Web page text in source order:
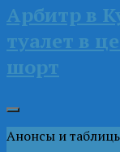
Арбитр в
туалет в
шорт
Анонсы и